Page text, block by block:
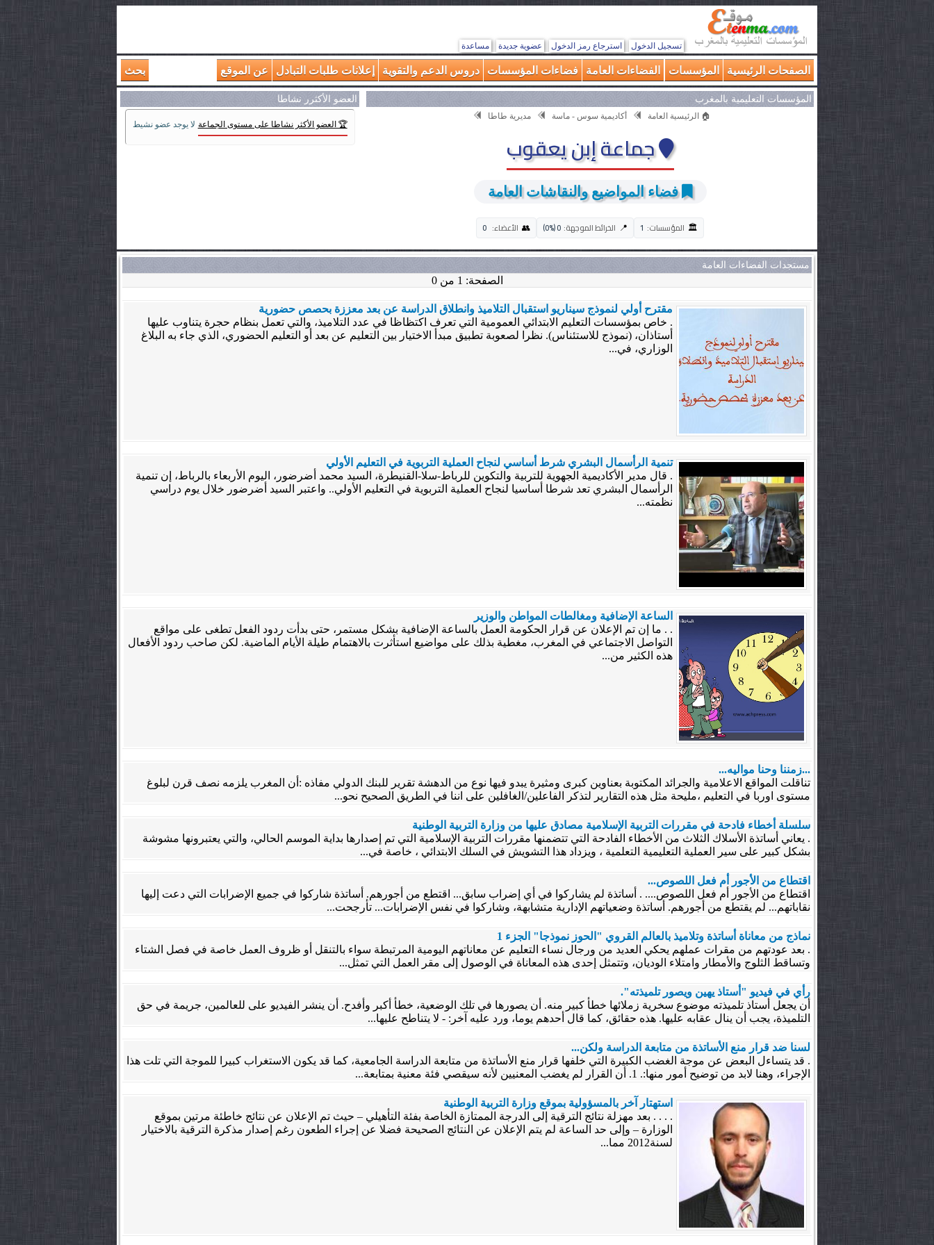
تسجيل الدخول استرجاع رمز الدخول عضوية جديدة مساعدة
الصفحات الرئيسية المؤسسات الفضاءات العامة فضاءات المؤسسات دروس الدعم والتقوية إعلانات طلبات التبادل عن الموقع بحث
المؤسسات التعليمية بالمغرب
🏠 الرئيسية العامة أكاديمية سوس - ماسة مديرية طاطا
جماعة إبن يعقوب
فضاء المواضيع والنقاشات العامة
🏛️ المؤسسات: 1
📍 الخرائط الموجهة: 0 (0%)
👥 الأعضاء: 0
العضو الأكثرر نشاطا
🏆 العضو الأكثر نشاطا على مستوى الجماعة لا يوجد عضو نشيط
مستجدات الفضاءات العامة
الصفحة: 1 من 0
مقترح أولي لنموذج سيناريو استقبال التلاميذ وانطلاق الدراسة عن بعد معززة بحصص حضورية
. خاص بمؤسسات التعليم الابتدائي العمومية التي تعرف اكتظاظا في عدد التلاميذ، والتي تعمل بنظام حجرة يتناوب عليها
أستاذان، (نموذج للاستئناس). نظرا لصعوبة تطبيق مبدأ الاختيار بين التعليم عن بعد أو التعليم الحضوري، الذي جاء به البلاغ
الوزاري، في...
تنمية الرأسمال البشري شرط أساسي لنجاح العملية التربوية في التعليم الأولي
. قال مدير الأكاديمية الجهوية للتربية والتكوين للرباط-سلا-القنيطرة، السيد محمد أضرضور، اليوم الأربعاء بالرباط، إن تنمية
الرأسمال البشري تعد شرطا أساسيا لنجاح العملية التربوية في التعليم الأولي.. واعتبر السيد أضرضور خلال يوم دراسي
نظمته...
الساعة الإضافية ومغالطات المواطن والوزير
. . ما إن تم الإعلان عن قرار الحكومة العمل بالساعة الإضافية بشكل مستمر، حتى بدأت ردود الفعل تطغى على مواقع
التواصل الاجتماعي في المغرب، مغطية بذلك على مواضيع استأثرت بالاهتمام طيلة الأيام الماضية. لكن صاحب ردود الأفعال
هذه الكثير من...
...زمننا وحنا مواليه...
تناقلت المواقع الاعلامية والجرائد المكتوبة بعناوين كبرى ومثيرة يبدو فيها نوع من الدهشة تقرير للبنك الدولي مفاذه :أن المغرب يلزمه نصف قرن لبلوغ
مستوى اوربا في التعليم ،مليحة مثل هذه التقارير لتذكر الفاعلين/الغافلين على اننا في الطريق الصحيح نحو...
سلسلة أخطاء فادحة في مقررات التربية الإسلامية مصادق عليها من وزارة التربية الوطنية
. يعاني أساتذة الأسلاك الثلاث من الأخطاء الفادحة التي تتضمنها مقررات التربية الإسلامية التي تم إصدارها بداية الموسم الحالي، والتي يعتبرونها مشوشة
بشكل كبير على سير العملية التعليمية التعلمية ، ويزداد هذا التشويش في السلك الابتدائي ، خاصة في...
اقتطاع من الأجور أم فعل اللصوص...
اقتطاع من الأجور أم فعل اللصوص.... . أساتذة لم يشاركوا في أي إضراب سابق... اقتطع من أجورهم. أساتذة شاركوا في جميع الإضرابات التي دعت إليها
نقاباتهم... لم يقتطع من أجورهم. أساتذة وضعياتهم الإدارية متشابهة، وشاركوا في نفس الإضرابات... تأرجحت...
نماذج من معاناة أساتذة وتلاميذ بالعالم القروي "الحوز نموذجا" الجزء 1
. بعد عودتهم من مقرات عملهم يحكي العديد من ورجال نساء التعليم عن معاناتهم اليومية المرتبطة سواء بالتنقل أو ظروف العمل خاصة في فصل الشتاء
وتساقط الثلوج والأمطار وامتلاء الوديان، وتتمثل إحدى هذه المعاناة في الوصول إلى مقر العمل التي تمثل...
رأي في فيديو "أستاذ يهين ويصور تلميذته".
أن يجعل أستاذ تلميذته موضوع سخرية زملائها خطأ كبير منه. أن يصورها في تلك الوضعية، خطأ أكبر وأفدح. أن ينشر الفيديو على للعالمين، جريمة في حق
التلميذة، يجب أن ينال عقابه عليها. هذه حقائق، كما قال أحدهم يوما، ورد عليه آخر: - لا يتناطح عليها...
لسنا ضد قرار منع الأساتذة من متابعة الدراسة ولكن...
. قد يتساءل البعض عن موجة الغضب الكبيرة التي خلفها قرار منع الأساتذة من متابعة الدراسة الجامعية، كما قد يكون الاستغراب كبيرا للموجة التي تلت هذا
الإجراء، وهنا لابد من توضيح أمور منها:. 1. أن القرار لم يغضب المعنيين لأنه سيقصي فئة معنية بمتابعة...
استهتار آخر بالمسؤولية بموقع وزارة التربية الوطنية
. . . . بعد مهزلة نتائج الترقية إلى الدرجة الممتازة الخاصة بفئة التأهيلي – حيث تم الإعلان عن نتائج خاطئة مرتين بموقع
الوزارة – وإلى حد الساعة لم يتم الإعلان عن النتائج الصحيحة فضلا عن إجراء الطعون رغم إصدار مذكرة الترقية بالاختيار
لسنة2012 مما...